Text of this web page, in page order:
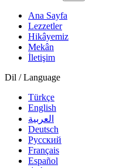
Ana Sayfa
Lezzetler
Hikâyemiz
Mekân
İletişim
Dil / Language
Türkçe
English
العربية
Deutsch
Русский
Français
Español